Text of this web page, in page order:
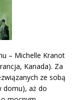
– Michelle Kranot
Kanada). Za
ze sobą
domu), aż do